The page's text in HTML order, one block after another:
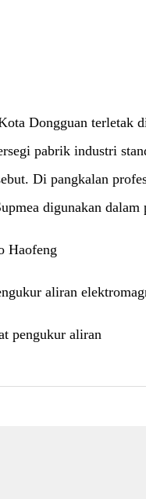
Dongguan terletak
pabrik industri
Di pangkalan
digunakan